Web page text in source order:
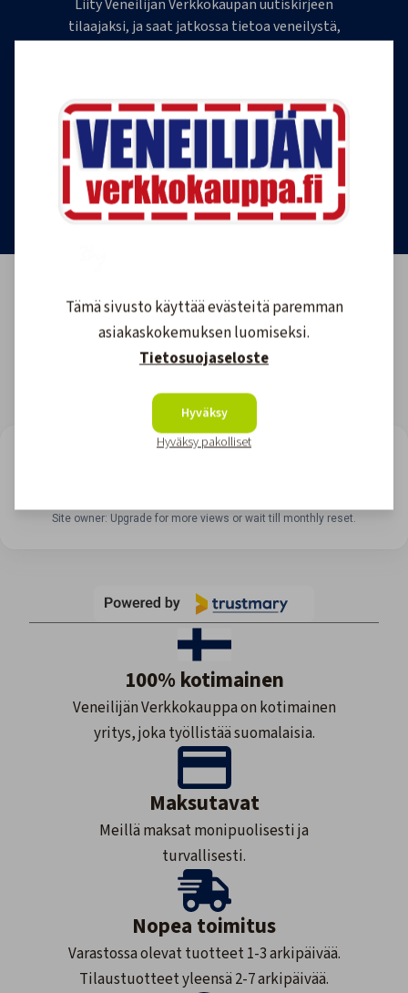
Liity Veneilijän Verkkokaupan uutiskirjeen
tilaajaksi, ja saat jatkossa tietoa veneilystä,
tilauksen milloin tahansa.
Tilaa uutiskirje
Site owner: Upgrade for more views or wait till monthly reset.
100% kotimainen
Veneilijän Verkkokauppa on kotimainen
yritys, joka työllistää suomalaisia.
Maksutavat
Meillä maksat monipuolisesti ja
turvallisesti.
Nopea toimitus
Varastossa olevat tuotteet 1-3 arkipäivää.
Tilaustuotteet yleensä 2-7 arkipäivää.
Tämä sivusto käyttää evästeitä paremman
asiakaskokemuksen luomiseksi.
Tietosuojaseloste
Hyväksy
Hyväksy pakolliset